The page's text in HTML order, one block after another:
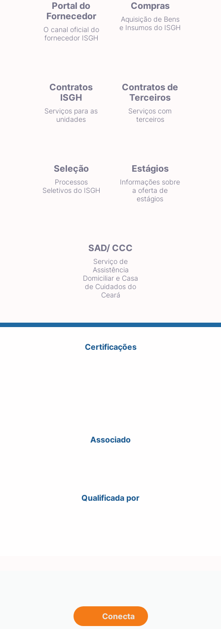
Portal do
Fornecedor
O canal oficial do
fornecedor ISGH
Compras
Aquisição de Bens
e Insumos do ISGH
Contratos
ISGH
Serviços para as
unidades
Contratos de
Terceiros
Serviços com
terceiros
Seleção
Processos
Seletivos do ISGH
Estágios
Informações sobre
a oferta de
estágios
SAD/ CCC
Serviço de
Assistência
Domiciliar e Casa
de Cuidados do
Ceará
Certificações
Associado
Qualificada por
Conecta